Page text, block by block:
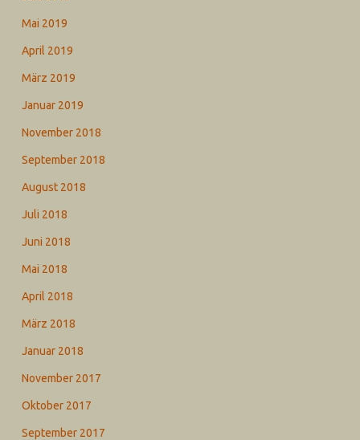
Mai 2019
April 2019
März 2019
Januar 2019
November 2018
September 2018
August 2018
Juli 2018
Juni 2018
Mai 2018
April 2018
März 2018
Januar 2018
November 2017
Oktober 2017
September 2017